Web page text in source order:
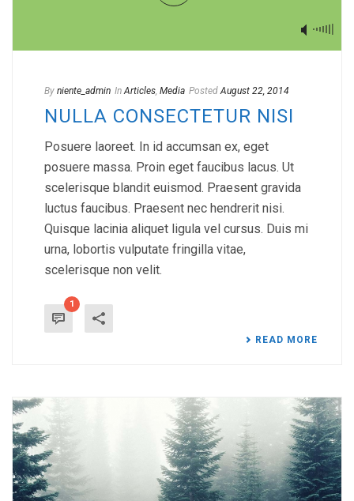
By niente_admin In Articles Media Posted August 22, 2014
NULLA CONSECTETUR NISI
Posuere laoreet. In id accumsan ex, eget
posuere massa. Proin eget faucibus lacus. Ut
scelerisque blandit euismod. Praesent gravida
luctus faucibus. Praesent nec hendrerit nisi.
Quisque lacinia aliquet ligula vel cursus. Duis mi
urna, lobortis vulputate fringilla vitae,
scelerisque non velit.
1
READ MORE